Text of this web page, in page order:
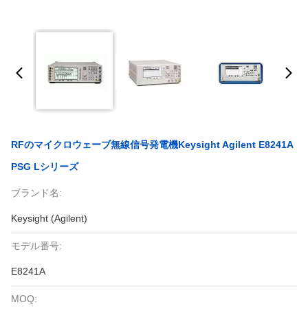
RFのマイクロウェーブ無線信号発電機Keysight Agilent E8241A
PSG Lシリーズ
ブランド名:
Keysight (Agilent)
モデル番号:
E8241A
MOQ: